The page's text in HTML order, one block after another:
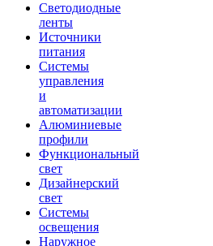
Светодиодные
ленты
Источники
питания
Системы
управления
и
автоматизации
Алюминиевые
профили
Функциональный
свет
Дизайнерский
свет
Системы
освещения
Наружное